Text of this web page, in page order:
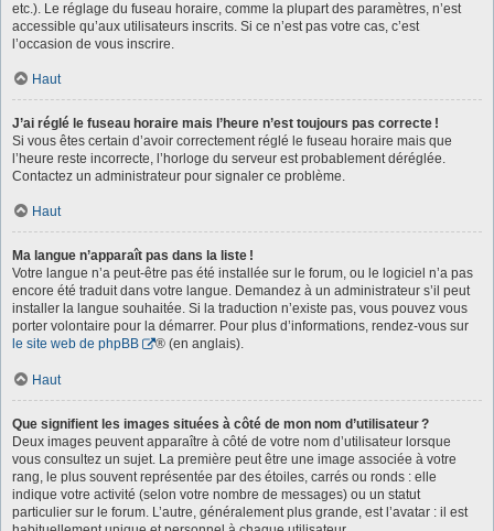
etc.). Le réglage du fuseau horaire, comme la plupart des paramètres, n’est
accessible qu’aux utilisateurs inscrits. Si ce n’est pas votre cas, c’est
l’occasion de vous inscrire.
Haut
J’ai réglé le fuseau horaire mais l’heure n’est toujours pas correcte !
Si vous êtes certain d’avoir correctement réglé le fuseau horaire mais que
l’heure reste incorrecte, l’horloge du serveur est probablement déréglée.
Contactez un administrateur pour signaler ce problème.
Haut
Ma langue n’apparaît pas dans la liste !
Votre langue n’a peut-être pas été installée sur le forum, ou le logiciel n’a pas
encore été traduit dans votre langue. Demandez à un administrateur s’il peut
installer la langue souhaitée. Si la traduction n’existe pas, vous pouvez vous
porter volontaire pour la démarrer. Pour plus d’informations, rendez-vous sur
le site web de phpBB
® (en anglais).
Haut
Que signifient les images situées à côté de mon nom d’utilisateur ?
Deux images peuvent apparaître à côté de votre nom d’utilisateur lorsque
vous consultez un sujet. La première peut être une image associée à votre
rang, le plus souvent représentée par des étoiles, carrés ou ronds : elle
indique votre activité (selon votre nombre de messages) ou un statut
particulier sur le forum. L’autre, généralement plus grande, est l’avatar : il est